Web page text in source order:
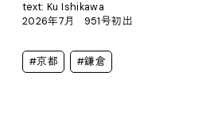
text: Ku Ishikawa
2026年7月 951号初出
#京都 #鎌倉